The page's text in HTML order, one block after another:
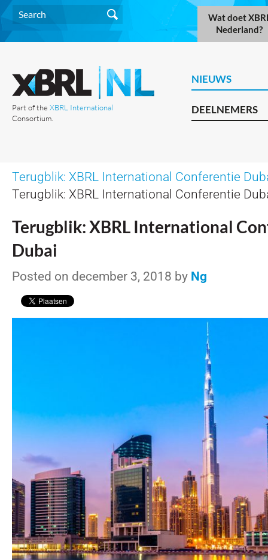
Wat doet
Nederland?
Part of the XBRL International
Consortium.
NIEUWS
DEELNEMERS
Terugblik: XBRL International Conferentie
Terugblik: XBRL International Conferentie
Terugblik: XBRL International
Dubai
Posted on december 3, 2018 by Ng